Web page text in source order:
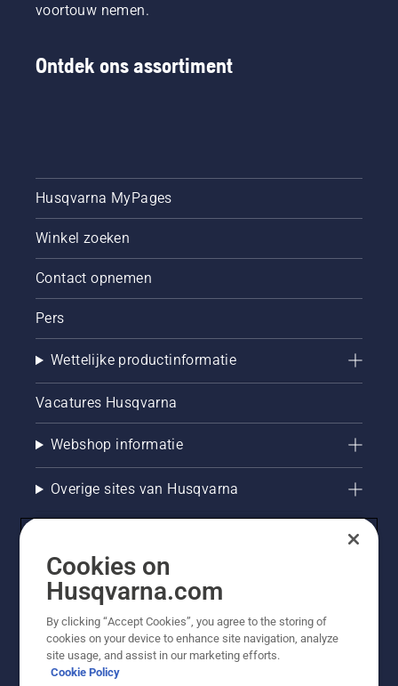
voortouw nemen.
Ontdek ons assortiment
Husqvarna MyPages
Winkel zoeken
Contact opnemen
Pers
Wettelijke productinformatie
Vacatures Husqvarna
Webshop informatie
Overige sites van Husqvarna
© Husqvarna AB (publ). Alle rechten voorbehouden. De
Cookies on
Husqvarna.com
By clicking “Accept Cookies”, you agree to the storing of
cookies on your device to enhance site navigation, analyze
site usage, and assist in our marketing efforts.
Cookie Policy